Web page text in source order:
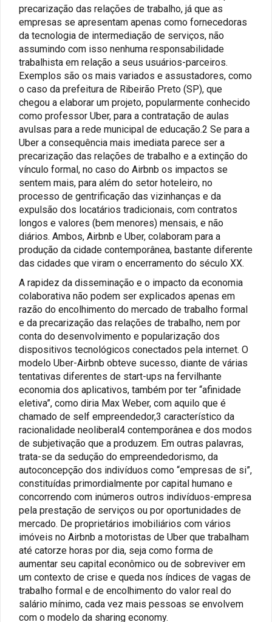
precarização das relações de trabalho, já que as
empresas se apresentam apenas como fornecedoras
da tecnologia de intermediação de serviços, não
assumindo com isso nenhuma responsabilidade
trabalhista em relação a seus usuários-parceiros.
Exemplos são os mais variados e assustadores, como
o caso da prefeitura de Ribeirão Preto (SP), que
chegou a elaborar um projeto, popularmente conhecido
como professor Uber, para a contratação de aulas
avulsas para a rede municipal de educação.2 Se para a
Uber a consequência mais imediata parece ser a
precarização das relações de trabalho e a extinção do
vínculo formal, no caso do Airbnb os impactos se
sentem mais, para além do setor hoteleiro, no
processo de gentrificação das vizinhanças e da
expulsão dos locatários tradicionais, com contratos
longos e valores (bem menores) mensais, e não
diários. Ambos, Airbnb e Uber, colaboram para a
produção da cidade contemporânea, bastante diferente
das cidades que viram o encerramento do século XX.
A rapidez da disseminação e o impacto da economia
colaborativa não podem ser explicados apenas em
razão do encolhimento do mercado de trabalho formal
e da precarização das relações de trabalho, nem por
conta do desenvolvimento e popularização dos
dispositivos tecnológicos conectados pela internet. O
modelo Uber-Airbnb obteve sucesso, diante de várias
tentativas diferentes de start-ups na fervilhante
economia dos aplicativos, também por ter “afinidade
eletiva”, como diria Max Weber, com aquilo que é
chamado de self empreendedor,3 característico da
racionalidade neoliberal4 contemporânea e dos modos
de subjetivação que a produzem. Em outras palavras,
trata-se da sedução do empreendedorismo, da
autoconcepção dos indivíduos como “empresas de si”,
constituídas primordialmente por capital humano e
concorrendo com inúmeros outros indivíduos-empresa
pela prestação de serviços ou por oportunidades de
mercado. De proprietários imobiliários com vários
imóveis no Airbnb a motoristas de Uber que trabalham
até catorze horas por dia, seja como forma de
aumentar seu capital econômico ou de sobreviver em
um contexto de crise e queda nos índices de vagas de
trabalho formal e de encolhimento do valor real do
salário mínimo, cada vez mais pessoas se envolvem
com o modelo da sharing economy.